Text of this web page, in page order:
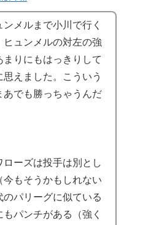
メルまで小川で行く
ュンメルの対左の強
まりにもはっきりして
えました。こういう
でも勝っちゃうんだ
ーズは投手は別とし
今もそうかもしれない
パリーグに似ている
パンチがある（強く